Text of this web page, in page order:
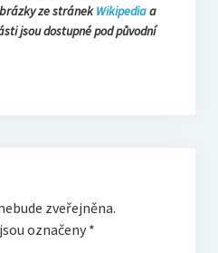
ze stránekWikipediaa
jsou dostupné pod původní
zveřejněna.
označeny *